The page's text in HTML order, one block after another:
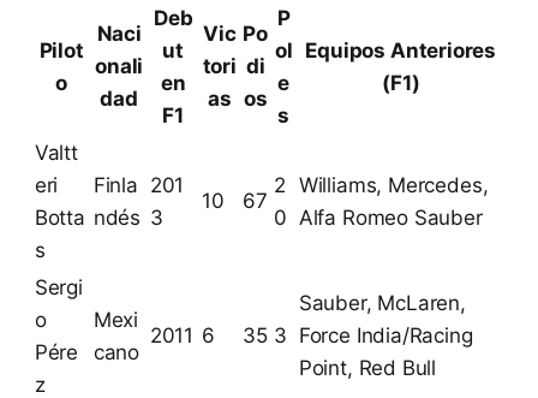
Pilot
o
Naci
onali
dad
Deb
ut
en
F1
Vic
tori
as
Po
di
os
P
ol
e
s
Equipos Anteriores
(F1)
Valtt
eri
Botta
s
Finla
ndés
201
3
10 67
2
0
Williams, Mercedes,
Alfa Romeo Sauber
Sergi
o
Pére
z
Mexi
cano
2011 6 35 3
Sauber, McLaren,
Force India/Racing
Point, Red Bull